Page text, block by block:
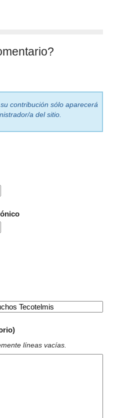
contribución sólo aparecerá
a del sitio.
líneas vacías.